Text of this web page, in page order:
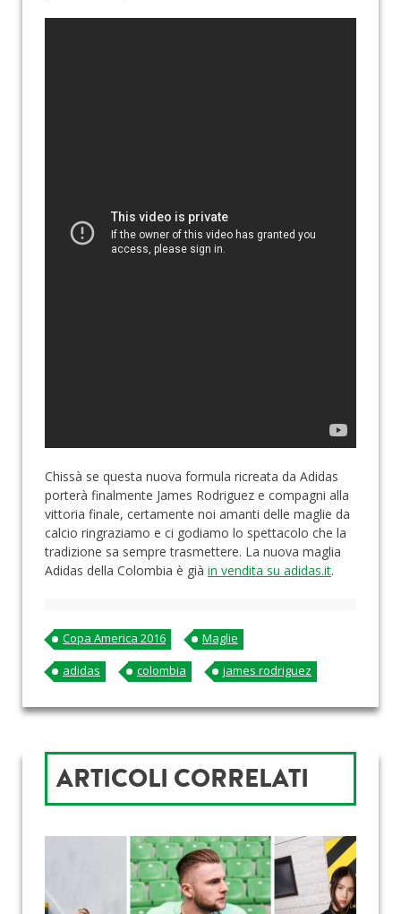
Chissà se questa nuova formula ricreata da Adidas
porterà finalmente James Rodriguez e compagni alla
vittoria finale, certamente noi amanti delle maglie da
calcio ringraziamo e ci godiamo lo spettacolo che la
tradizione sa sempre trasmettere. La nuova maglia
Adidas della Colombia è già in vendita su adidas.it.
Copa America 2016
Maglie
adidas
colombia james rodriguez
ARTICOLI CORRELATI